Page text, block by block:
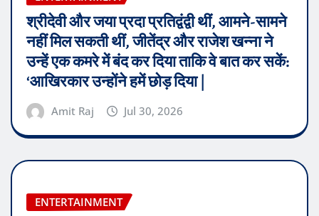
श्रीदेवी और जया प्रदा प्रतिद्वंद्वी थीं, आमने-सामने
नहीं मिल सकती थीं, जीतेंद्र और राजेश खन्ना ने
उन्हें एक कमरे में बंद कर दिया ताकि वे बात कर सकें:
‘आखिरकार उन्होंने हमें छोड़ दिया |
Amit Raj Jul 30, 2026
ENTERTAINMENT